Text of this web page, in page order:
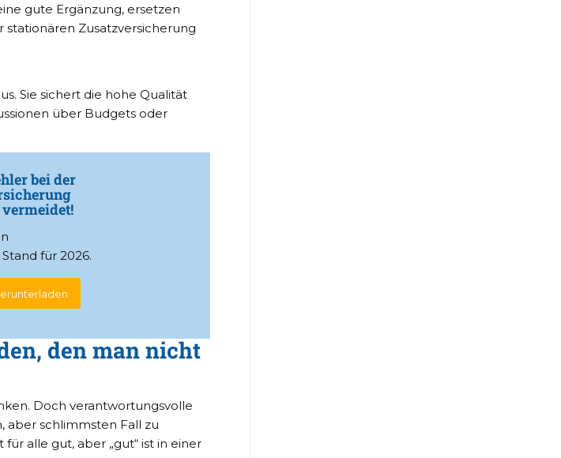
gute Ergänzung, ersetzen
stationären Zusatzversicherung
Sie sichert die hohe Qualität
über Budgets oder
bei der
für 2026.
den man nicht
Doch verantwortungsvolle
aber schlimmsten Fall zu
alle gut, aber „gut“ ist in einer